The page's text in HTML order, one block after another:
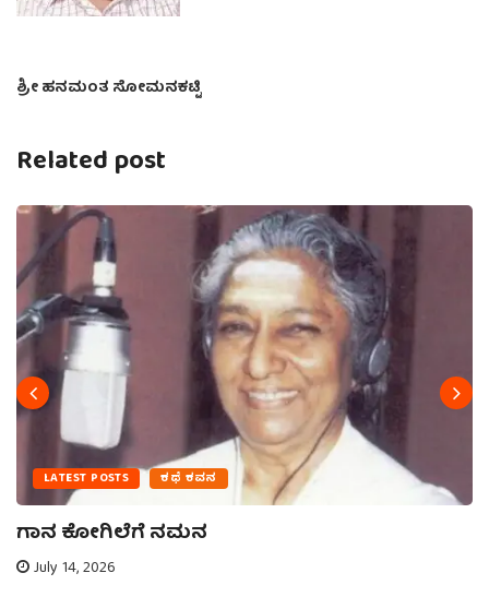
ಶ್ರೀ ಹನಮಂತ ಸೋಮನಕಟ್ಟಿ
Related post
LATEST POSTS ಕಥೆ ಕವನ
ಗಾನ ಕೋಗಿಲೆಗೆ ನಮನ
July 14, 2026